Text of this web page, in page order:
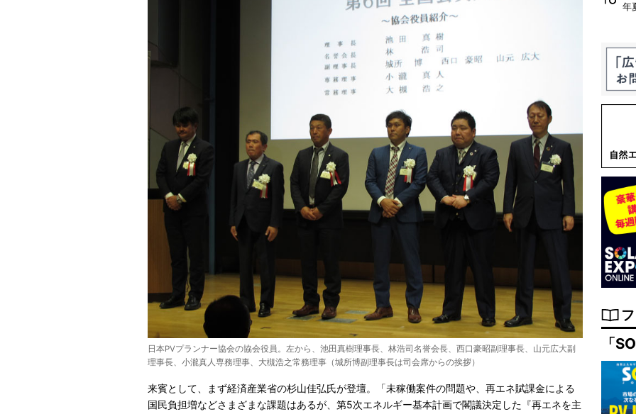
日本PVプランナー協会の協会役員。左から、池田真樹理事長、林浩司名誉会長、西口豪昭副理事長、山元広大副
理事長、小瀧真人専務理事、大槻浩之常務理事（城所博副理事長は司会席からの挨拶）
来賓として、まず経済産業省の杉山佳弘氏が登壇。「未稼働案件の問題や、再エネ賦課金による
国民負担増などさまざまな課題はあるが、第5次エネルギー基本計画で閣議決定した『再エネを主
年
「